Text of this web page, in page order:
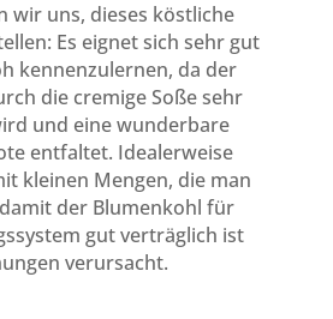
wir uns, dieses köstliche
Es eignet sich sehr gut
kennenzulernen, da der
die cremige Soße sehr
und eine wunderbare
entfaltet. Idealerweise
kleinen Mengen, die man
der Blumenkohl für
gut verträglich ist
verursacht.